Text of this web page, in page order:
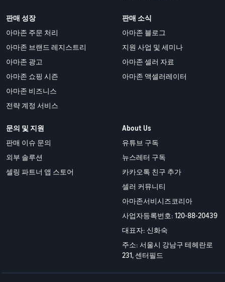
판매 성장
아마존 주문 처리
아마존 브랜드 레지스트리
아마존 광고
아마존 쇼핑 시즌
아마존 비즈니스
전략 계정 서비스
판매 소식
아마존 블로그
지원 사업 및 세미나
아마존 셀러 자료
아마존 액셀러레이터
문의 및 지원
판매 이슈 문의
외부 솔루션
셀링 파트너 앱 스토어
About Us
유튜브 구독
뉴스레터 구독
카카오톡 친구 추가
셀러 커뮤니티
아마존서비시즈코리아
사업자등록번호: 120-88-20439
대표자: 신화숙
주소: 서울시 강남구 테헤란로
231, 센터필드